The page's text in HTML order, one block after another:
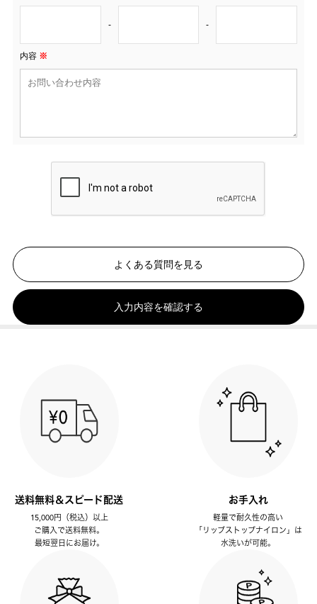
- -
内容 ※
よくある質問を見る
入力内容を確認する
送料無料＆スピード配送
15,000円（税込）以上
ご購入で送料無料。
最短翌日にお届け。
お手入れ
軽量で耐久性の高い
「リップストップナイロン」は
水洗いが可能。